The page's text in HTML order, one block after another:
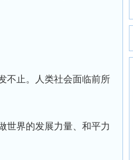
不止。人类社会面临前所
世界的发展力量、和平力